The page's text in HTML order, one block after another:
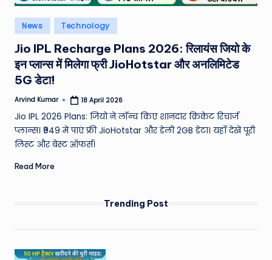
N
e
w
s
A
ro
u
n
d
h
e
W
Posted
in
News Technology
Jio IPL Recharge Plans 2026: रिलायंस जियो के
इन प्लान्स में मिलेगा फ्री JioHotstar और अनलिमिटेड
5G डेटा!
Posted
Arvind Kumar 18 April 2026
Jio IPL 2026 Plans: जियो ने लॉन्च किए शानदार क्रिकेट रिचार्ज
प्लान्स। ₹949 में पाएं फ्री JioHotstar और डेली 2GB डेटा। यहाँ देखें पूरी
लिस्ट और बेस्ट ऑफर्स।
Read More
Trending Post